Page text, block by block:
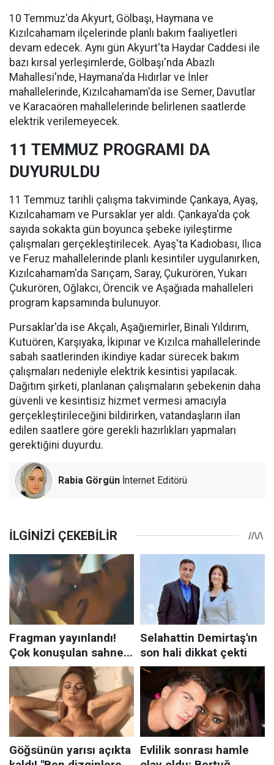
10 Temmuz'da Akyurt, Gölbaşı, Haymana ve
Kızılcahamam ilçelerinde planlı bakım faaliyetleri
devam edecek. Aynı gün Akyurt'ta Haydar Caddesi ile
bazı kırsal yerleşimlerde, Gölbaşı'nda Abazlı
Mahallesi'nde, Haymana'da Hıdırlar ve İnler
mahallelerinde, Kızılcahamam'da ise Semer, Davutlar
ve Karacaören mahallelerinde belirlenen saatlerde
elektrik verilemeyecek.
11 TEMMUZ PROGRAMI DA
DUYURULDU
11 Temmuz tarihli çalışma takviminde Çankaya, Ayaş,
Kızılcahamam ve Pursaklar yer aldı. Çankaya'da çok
sayıda sokakta gün boyunca şebeke iyileştirme
çalışmaları gerçekleştirilecek. Ayaş'ta Kadıobası, Ilıca
ve Feruz mahallelerinde planlı kesintiler uygulanırken,
Kızılcahamam'da Sarıçam, Saray, Çukurören, Yukarı
Çukurören, Oğlakcı, Örencik ve Aşağıada mahalleleri
program kapsamında bulunuyor.
Pursaklar'da ise Akçalı, Aşağıemirler, Binali Yıldırım,
Kutuören, Karşıyaka, İkipınar ve Kızılca mahallelerinde
sabah saatlerinden ikindiye kadar sürecek bakım
çalışmaları nedeniyle elektrik kesintisi yapılacak.
Dağıtım şirketi, planlanan çalışmaların şebekenin daha
güvenli ve kesintisiz hizmet vermesi amacıyla
gerçekleştirileceğini bildirirken, vatandaşların ilan
edilen saatlere göre gerekli hazırlıkları yapmaları
gerektiğini duyurdu.
Rabia Görgün İnternet Editörü